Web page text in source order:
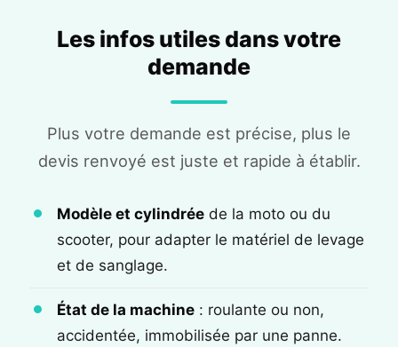
Les infos utiles dans votre
demande
Plus votre demande est précise, plus le
devis renvoyé est juste et rapide à établir.
Modèle et cylindrée de la moto ou du
scooter, pour adapter le matériel de levage
et de sanglage.
État de la machine : roulante ou non,
accidentée, immobilisée par une panne.